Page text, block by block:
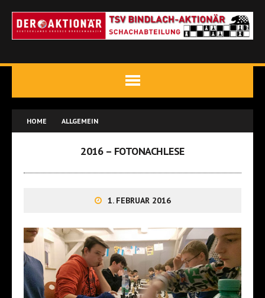
HOME ALLGEMEIN
2016 – FOTONACHLESE
1. FEBRUAR 2016